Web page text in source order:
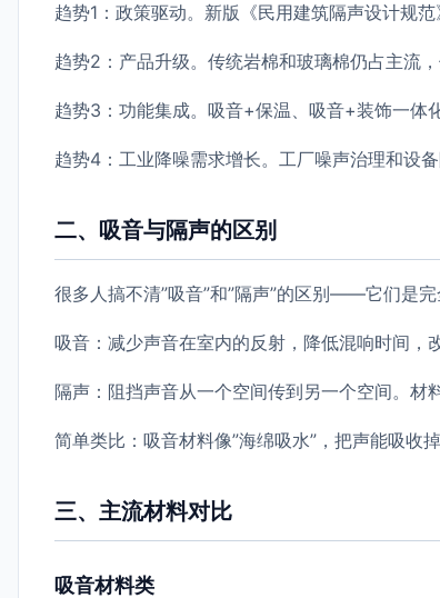
趋势1：政策驱动。新版《民用建筑隔声设计规
趋势2：产品升级。传统岩棉和玻璃棉仍占主流
趋势3：功能集成。吸音+保温、吸音+装饰一体
趋势4：工业降噪需求增长。工厂噪声治理和设
二、吸音与隔声的区别
很多人搞不清”吸音”和”隔声”的区别——它们是完
吸音：减少声音在室内的反射，降低混响时间，
隔声：阻挡声音从一个空间传到另一个空间。材
简单类比：吸音材料像”海绵吸水”，把声能吸收
三、主流材料对比
吸音材料类